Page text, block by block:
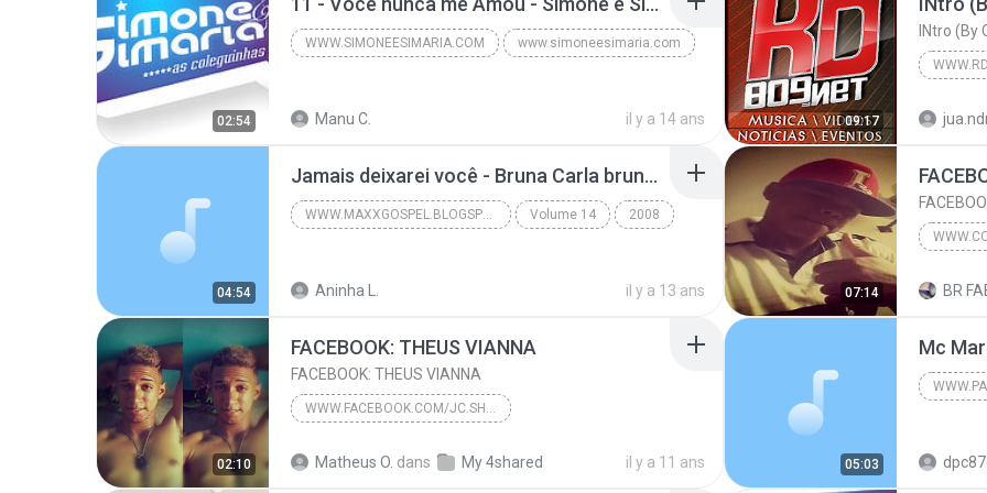
02:54
WWW.SIMONEESIMARIA.COM www.simoneesimaria.com
Manu C. il y a 14 ans 09:17
INtro (By
04:54
Jamais deixarei você - Bruna Carla bruna karla_2.mp3
WWW.MAXXGOSPEL.BLOGSPOT.COM Volume 14 2008
Aninha L. il y a 13 ans 07:14 BR
02:10
FACEBOOK: THEUS VIANNA
FACEBOOK: THEUS VIANNA
WWW.FACEBOOK.COM/JC.SHEIK.98
Matheus O. dans My 4shared il y a 11 ans 05:03
Mc